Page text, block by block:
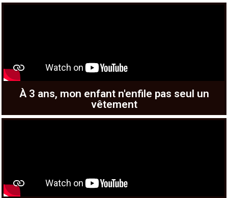
À 3 ans, mon enfant n'enfile pas seul un
vêtement